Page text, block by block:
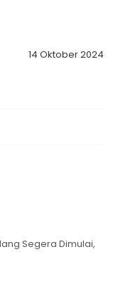
14 Oktober 2024
Segera Dimulai,